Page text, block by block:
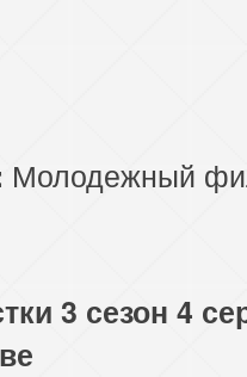
Молодежный
3 сезон 4